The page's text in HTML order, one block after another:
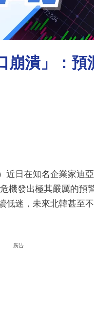
崩潰」：預
近日在知名企業家迪
機發出極其嚴厲的預
低迷，未來北韓甚至
廣告